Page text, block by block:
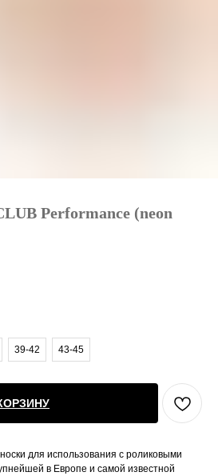
Performance (neon
39-42 43-45
для использования с роликовыми
в Европе и самой известной